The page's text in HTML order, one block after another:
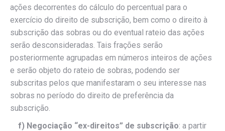
ações decorrentes do cálculo do percentual para o
exercício do direito de subscrição, bem como o direito à
subscrição das sobras ou do eventual rateio das ações
serão desconsideradas. Tais frações serão
posteriormente agrupadas em números inteiros de ações
e serão objeto do rateio de sobras, podendo ser
subscritas pelos que manifestaram o seu interesse nas
sobras no período do direito de preferência da
subscrição.
f) Negociação “ex-direitos” de subscrição: a partir